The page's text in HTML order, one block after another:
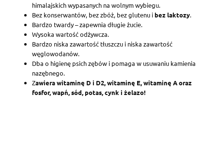
himalajskich wypasanych na wolnym wybiegu.
Bez konserwantów, bez zbóż, bez glutenu i bez laktozy.
Bardzo twardy – zapewnia długie żucie.
Wysoka wartość odżywcza.
Bardzo niska zawartość tłuszczu i niska zawartość
węglowodanów.
Dba o higienę psich zębów i pomaga w usuwaniu kamienia
nazębnego.
Zawiera witaminę D i D2, witaminę E, witaminę A oraz
fosfor, wapń, sód, potas, cynk i żelazo!